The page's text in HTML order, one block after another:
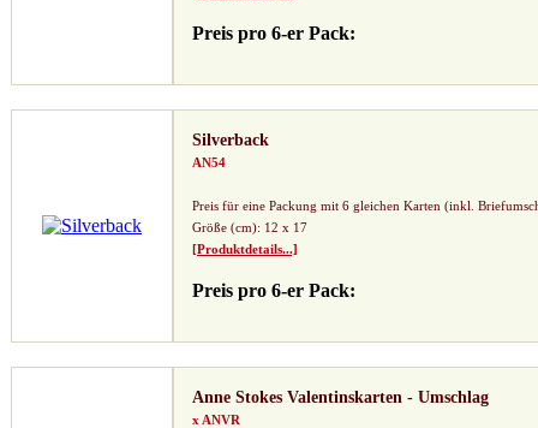
Preis pro 6-er Pack:
Silverback
AN54
Preis für eine Packung mit 6 gleichen Karten (inkl.
Größe (cm): 12 x 17
[Produktdetails...]
Preis pro 6-er Pack:
Anne Stokes Valentinskarten - Umschlag
x ANVR